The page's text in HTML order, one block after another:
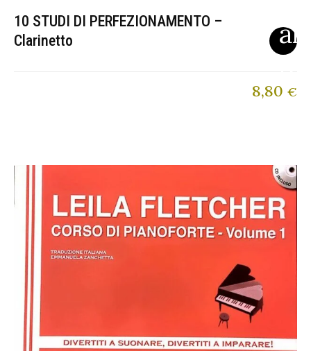
10 STUDI DI PERFEZIONAMENTO –
Clarinetto
8,80 €